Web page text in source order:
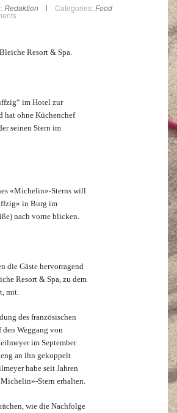
Redaktion Categories: Food
Resort & Spa.
im Hotel zur
hat ohne Küchenchef
seinen Stern im
«Michelin»-Sterns will
in Burg im
nach vorne blicken.
die Gäste hervorragend
Resort & Spa, zu dem
mit.
des französischen
den Weggang von
im September
an ihn gekoppelt
habe seit Jahren
Stern erhalten.
wie die Nachfolge